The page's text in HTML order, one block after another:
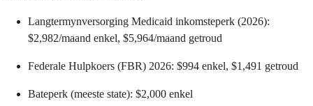
Langtermynversorging Medicaid inkomsteperk (2026):
$2,982/maand enkel, $5,964/maand getroud
Federale Hulpkoers (FBR) 2026: $994 enkel, $1,491 getroud
Bateperk (meeste state): $2,000 enkel